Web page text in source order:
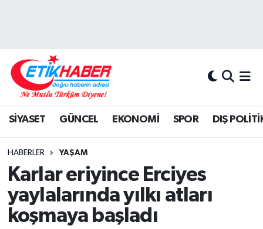
SİYASET GÜNCEL EKONOMİ SPOR DIŞ
HABERLER YAŞAM
Karlar eriyince Erciyes
yaylalarında yılkı atları
koşmaya başladı
DIŞ POLİTİKA
KÖŞE YAZILARI
KÜLTÜR-SANAT-MAGAZİN
Hava Durumu
Süper Lig Puan Durumu ve Fikstür
Tüm Manşetler
Son Dakika Haberleri